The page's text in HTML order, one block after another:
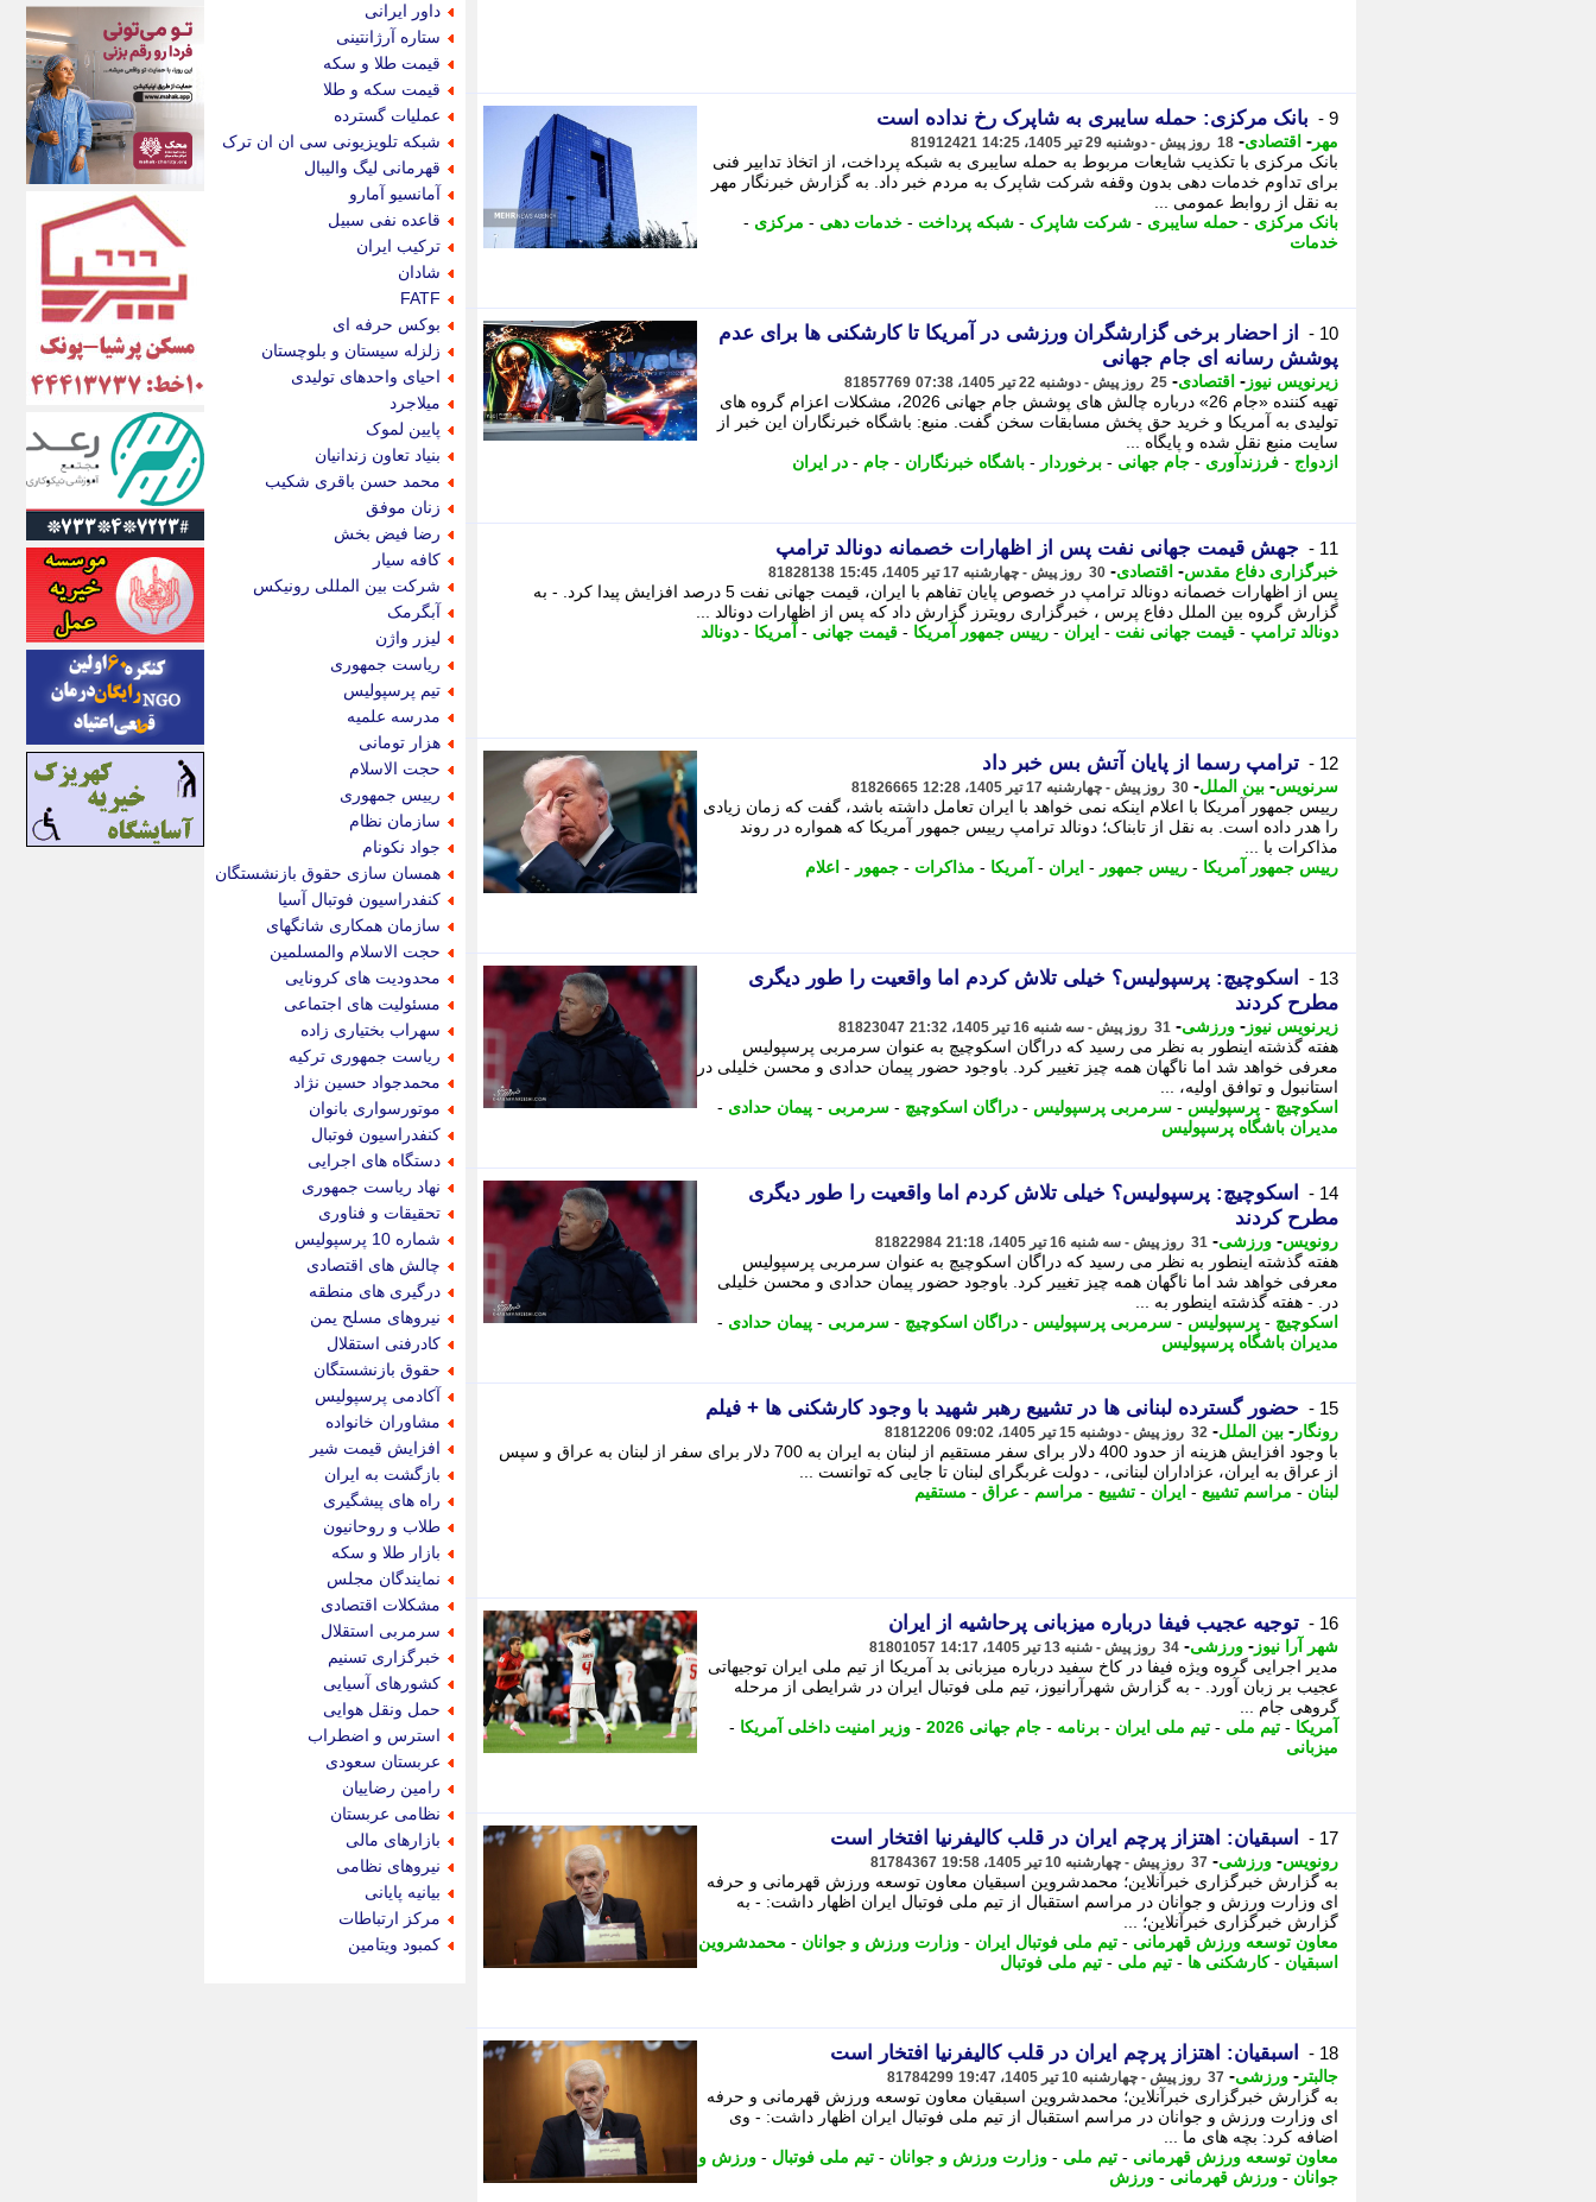
9 - بانک مرکزی: حمله سایبری به شاپرک رخ نداده است
مهر - اقتصادی- 18 روز پیش - دوشنبه 29 تیر 1405، 14:25 81912421
بانک مرکزی با تکذیب شایعات مربوط به حمله سایبری به شبکه پرداخت، از اتخاذ تدابیر فنی
برای تداوم خدمات دهی بدون وقفه شرکت شاپرک به مردم خبر داد. به گزارش خبرنگار مهر
به نقل از روابط عمومی ...
بانک مرکزی - حمله سایبری - شرکت شاپرک - شبکه پرداخت - خدمات دهی - مرکزی -
خدمات
10 -
از احضار برخی گزارشگران ورزشی در آمریکا تا کارشکنی ها برای عدم
پوشش رسانه ای جام جهانی
زیرنویس نیوز - اقتصادی- 25 روز پیش - دوشنبه 22 تیر 1405، 07:38 81857769
تهیه کننده «جام 26» درباره چالش های پوشش جام جهانی 2026، مشکلات اعزام گروه های
تولیدی به آمریکا و خرید حق پخش مسابقات سخن گفت. منبع: باشگاه خبرنگاران این خبر از
سایت منبع نقل شده و پایگاه ...
ازدواج - فرزندآوری - جام جهانی - برخوردار - باشگاه خبرنگاران - جام - در ایران
11 - جهش قیمت جهانی نفت پس از اظهارات خصمانه دونالد ترامپ
خبرگزاری دفاع مقدس- اقتصادی- 30 روز پیش - چهارشنبه 17 تیر 1405، 15:45 81828138
پس از اظهارات خصمانه دونالد ترامپ در خصوص پایان تفاهم با ایران، قیمت جهانی نفت 5 درصد افزایش پیدا کرد. - به
گزارش گروه بین الملل دفاع پرس ، خبرگزاری رویترز گزارش داد که پس از اظهارات دونالد ...
دونالد ترامپ - قیمت جهانی نفت - ایران - رییس جمهور آمریکا - قیمت جهانی - آمریکا - دونالد
12 - ترامپ رسما از پایان آتش بس خبر داد
سرنویس- بین الملل- 30 روز پیش - چهارشنبه 17 تیر 1405، 12:28 81826665
رییس جمهور آمریکا با اعلام اینکه نمی خواهد با ایران تعامل داشته باشد، گفت که زمان زیادی
را هدر داده است. به نقل از تابناک؛ دونالد ترامپ رییس جمهور آمریکا که همواره در روند
مذاکرات با ...
رییس جمهور آمریکا - رییس جمهور - ایران - آمریکا - مذاکرات - جمهور - اعلام
13 -
اسکوچیچ: پرسپولیس؟ خیلی تلاش کردم اما واقعیت را طور دیگری
مطرح کردند
زیرنویس نیوز - ورزشی- 31 روز پیش - سه شنبه 16 تیر 1405، 21:32 81823047
هفته گذشته اینطور به نظر می رسید که دراگان اسکوچیچ به عنوان سرمربی پرسپولیس
معرفی خواهد شد اما ناگهان همه چیز تغییر کرد. باوجود حضور پیمان حدادی و محسن خلیلی در
استانبول و توافق اولیه، ...
اسکوچیچ - پرسپولیس - سرمربی پرسپولیس - دراگان اسکوچیچ - سرمربی - پیمان حدادی -
مدیران باشگاه پرسپولیس
14 -
اسکوچیچ: پرسپولیس؟ خیلی تلاش کردم اما واقعیت را طور دیگری
مطرح کردند
رونویس- ورزشی- 31 روز پیش - سه شنبه 16 تیر 1405، 21:18 81822984
هفته گذشته اینطور به نظر می رسید که دراگان اسکوچیچ به عنوان سرمربی پرسپولیس
معرفی خواهد شد اما ناگهان همه چیز تغییر کرد. باوجود حضور پیمان حدادی و محسن خلیلی
در. - هفته گذشته اینطور به ...
اسکوچیچ - پرسپولیس - سرمربی پرسپولیس - دراگان اسکوچیچ - سرمربی - پیمان حدادی -
مدیران باشگاه پرسپولیس
15 - حضور گسترده لبنانی ها در تشییع رهبر شهید با وجود کارشکنی ها + فیلم
رونگار - بین الملل- 32 روز پیش - دوشنبه 15 تیر 1405، 09:02 81812206
با وجود افزایش هزینه از حدود 400 دلار برای سفر مستقیم از لبنان به ایران به 700 دلار برای سفر از لبنان به عراق و سپس
از عراق به ایران، عزاداران لبنانی، - دولت غربگرای لبنان تا جایی که توانست ...
لبنان - مراسم تشییع - ایران - تشییع - مراسم - عراق - مستقیم
16 - توجیه عجیب فیفا درباره میزبانی پرحاشیه از ایران
شهر آرا نیوز - ورزشی- 34 روز پیش - شنبه 13 تیر 1405، 14:17 81801057
مدیر اجرایی گروه ویژه فیفا در کاخ سفید درباره میزبانی بد آمریکا از تیم ملی ایران توجیهاتی
عجیب بر زبان آورد. - به گزارش شهرآرانیوز، تیم ملی فوتبال ایران در شرایطی از مرحله
گروهی جام ...
آمریکا - تیم ملی - تیم ملی ایران - برنامه - جام جهانی 2026 - وزیر امنیت داخلی آمریکا -
میزبانی
17 - اسبقیان: اهتزاز پرچم ایران در قلب کالیفرنیا افتخار است
رونویس- ورزشی- 37 روز پیش - چهارشنبه 10 تیر 1405، 19:58 81784367
به گزارش خبرگزاری خبرآنلاین؛ محمدشروین اسبقیان معاون توسعه ورزش قهرمانی و حرفه
ای وزارت ورزش و جوانان در مراسم استقبال از تیم ملی فوتبال ایران اظهار داشت: - به
گزارش خبرگزاری خبرآنلاین؛ ...
معاون توسعه ورزش قهرمانی - تیم ملی فوتبال ایران - وزارت ورزش و جوانان - محمدشروین
اسبقیان -کارشکنی ها - تیم ملی - تیم ملی فوتبال
18 - اسبقیان: اهتزاز پرچم ایران در قلب کالیفرنیا افتخار است
جالبتر - ورزشی- 37 روز پیش - چهارشنبه 10 تیر 1405، 19:47 81784299
به گزارش خبرگزاری خبرآنلاین؛ محمدشروین اسبقیان معاون توسعه ورزش قهرمانی و حرفه
ای وزارت ورزش و جوانان در مراسم استقبال از تیم ملی فوتبال ایران اظهار داشت: - وی
اضافه کرد: بچه های ما ...
معاون توسعه ورزش قهرمانی - تیم ملی - وزارت ورزش و جوانان - تیم ملی فوتبال - ورزش و
جوانان - ورزش قهرمانی - ورزش
داور ایرانی
ستاره آرژانتینی
قیمت طلا و سکه
قیمت سکه و طلا
عملیات گسترده
شبکه تلویزیونی سی ان ان ترک
قهرمانی لیگ والیبال
آمانسیو آمارو
قاعده نفی سبیل
ترکیب ایران
شادان
FATF
بوکس حرفه ای
زلزله سیستان و بلوچستان
احیای واحدهای تولیدی
میلاجرد
پایین لموک
بنیاد تعاون زندانیان
محمد حسن باقری شکیب
زنان موفق
رضا فیض بخش
کافه سیار
شرکت بین المللی رونیکس
آبگرمک
لیزر واژن
ریاست جمهوری
تیم پرسپولیس
مدرسه علمیه
هزار تومانی
حجت الاسلام
رییس جمهوری
سازمان نظام
جواد نکونام
همسان سازی حقوق بازنشستگان
کنفدراسیون فوتبال آسیا
سازمان همکاری شانگهای
حجت الاسلام والمسلمین
محدودیت های کرونایی
مسئولیت های اجتماعی
سهراب بختیاری زاده
ریاست جمهوری ترکیه
محمدجواد حسین نژاد
موتورسواری بانوان
کنفدراسیون فوتبال
دستگاه های اجرایی
نهاد ریاست جمهوری
تحقیقات و فناوری
شماره 10 پرسپولیس
چالش های اقتصادی
درگیری های منطقه
نیروهای مسلح یمن
کادرفنی استقلال
حقوق بازنشستگان
آکادمی پرسپولیس
مشاوران خانواده
افزایش قیمت شیر
بازگشت به ایران
راه های پیشگیری
طلاب و روحانیون
بازار طلا و سکه
نمایندگان مجلس
مشکلات اقتصادی
سرمربی استقلال
خبرگزاری تسنیم
کشورهای آسیایی
حمل ونقل هوایی
استرس و اضطراب
عربستان سعودی
رامین رضاییان
نظامی عربستان
بازارهای مالی
نیروهای نظامی
بیانیه پایانی
مرکز ارتباطات
کمبود ویتامین
اکوفارس
اکونگار
اکونیوز
الف
انتشار آنلاین
اندیشه قرن
اندیشه معاصر
اندیشه ها
انرژی پرس
ای استخدام
ایتنا
ایراف
ایران آرت
ایران آنلاین
ایران زندگی
ایران فوری
ایرانی روز
ایرانیتال
ایرنا
ایسکانیوز
ایسنا
ایکنا
ایلنا
اینتیتر
ایونا نیوز
بازتاب آنلاین
باشگاه خبرنگاران
باغستان نیوز
بامبوک
ببین و بخون
بدینسان
بنکر